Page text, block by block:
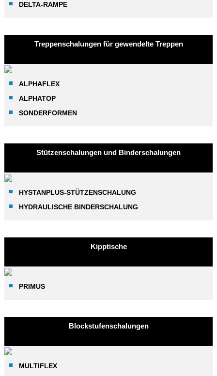
DELTA-RAMPE
Treppenschalungen für gewendelte Treppen
ALPHAFLEX
ALPHATOP
SONDERFORMEN
Stützenschalungen und Binderschalungen
HYSTANPLUS-STÜTZENSCHALUNG
HYDRAULISCHE BINDERSCHALUNG
Kipptische
PRIMUS
Blockstufenschalungen
MULTIFLEX